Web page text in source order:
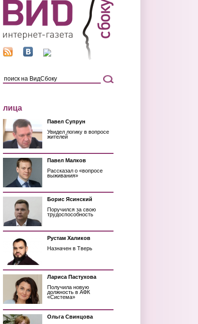
лица
Павел Супрун
Увидел логику в вопросе
жителей
Павел Малков
Рассказал о «вопросе
выживания»
Борис Ясинский
Поручился за свою
трудоспособность
Рустам Халиков
Назначен в Тверь
Лариса Пастухова
Получила новую
должность в АФК
«Система»
Ольга Свинцова